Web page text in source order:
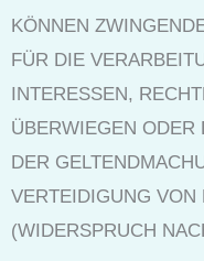
KÖNNEN
FÜR DIE
INTERESSEN,
ÜBERWIEGEN ODER
DER
VERTEIDIGUNG VON
(WIDERSPRUCH